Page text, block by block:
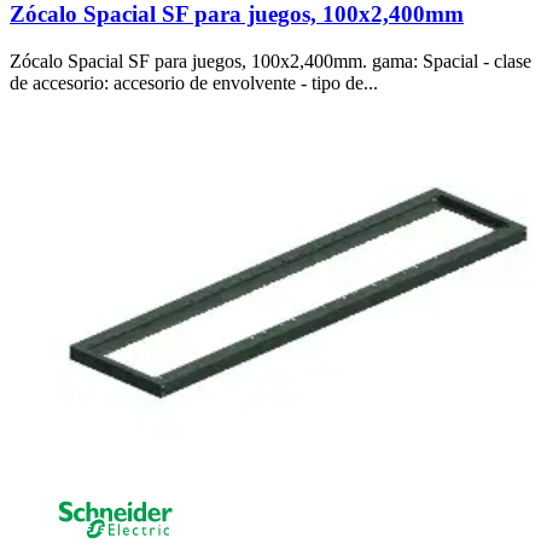
Zócalo Spacial SF para juegos, 100x2,400mm
Zócalo Spacial SF para juegos, 100x2,400mm. gama: Spacial - clase
de accesorio: accesorio de envolvente - tipo de...